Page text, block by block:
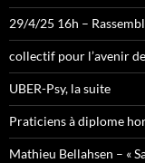
29/4/25 16h –
collectif pour l’avenir
UBER-Psy, la suite
Praticiens à diplome
Mathieu Bellahsen – «